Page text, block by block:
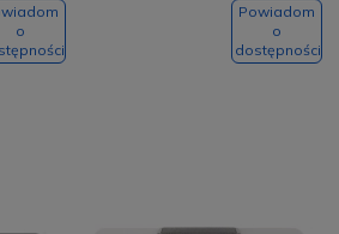
o
Powiadom
o
dostępności